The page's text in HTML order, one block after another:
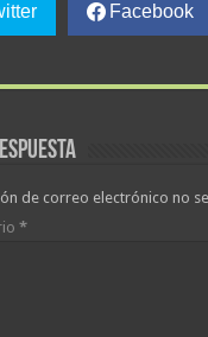
Facebook
de correo electrónico no
*